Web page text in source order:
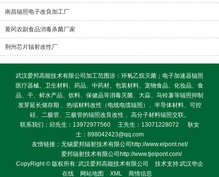
南昌辐照电子改良加工厂
黄冈农副食品消毒杀菌厂家
荆州芯片辐射改性厂
武汉爱邦高能技术有限公司加工范围涉：环氧乙烷灭菌；电子加速器辐照
医疗器械、卫生材料、药品、中药材、包装材料、宠物食品、化妆品、食
品、干、鲜水产品、饮料、保健品等消毒灭菌、大蒜、马铃薯等辐照抑制
发芽延长储存期 、热缩材料改性（电线电缆辐照）、半导体材料、可控
硅、二极管、三极管的辐照改良改性 、高分子材料辐照交联。
联系我们：邱先生：13972977560 王先生：13071228072 耿女
士：898042423@qq.com
友情链接：无锡爱邦辐射技术有限公司http://www.elpont.net/
爱邦辐射技术有限公司http://www.tjelpont.com/
CopyRight © 版权所有: 武汉爱邦高能技术有限公司 技术支持:武汉华企
在线
网站地图 XML 商情信息